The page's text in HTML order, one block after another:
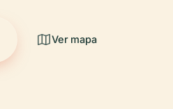
Ver mapa